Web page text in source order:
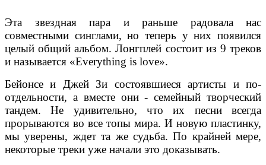
Эта звездная пара и раньше радовала нас
совместными синглами, но теперь у них появился
целый общий альбом. Лонгплей состоит из 9 треков
и называется «Everything is love».
Бейонсе и Джей Зи состоявшиеся артисты и по-
отдельности, а вместе они - семейный творческий
тандем. Не удивительно, что их песни всегда
прорываются во все топы мира. И новую пластинку,
мы уверены, ждет та же судьба. По крайней мере,
некоторые треки уже начали это доказывать.